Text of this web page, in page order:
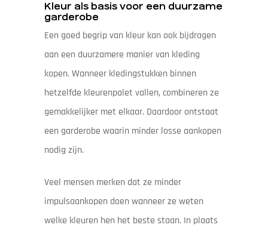
Kleur als basis voor een duurzame
garderobe
Een goed begrip van kleur kan ook bijdragen
aan een duurzamere manier van kleding
kopen. Wanneer kledingstukken binnen
hetzelfde kleurenpalet vallen, combineren ze
gemakkelijker met elkaar. Daardoor ontstaat
een garderobe waarin minder losse aankopen
nodig zijn.
Veel mensen merken dat ze minder
impulsaankopen doen wanneer ze weten
welke kleuren hen het beste staan. In plaats